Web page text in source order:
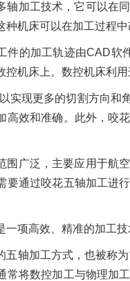
轴加工技术，它可以在
种机床可以在加工过程
件的加工轨迹由CAD软
机床上。数控机床利
实现更多的切割方向和
高效和准确。此外，咬
围广泛，主要应用于航
要通过咬花五轴加工进
一项高效、精准的加工
五轴加工方式，也被称
常将数控加工与物理加